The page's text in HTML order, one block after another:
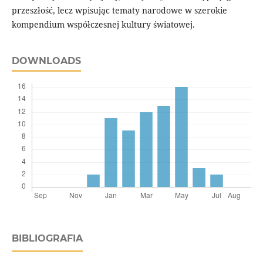
przeszłość, lecz wpisując tematy narodowe w szerokie
kompendium współczesnej kultury światowej.
DOWNLOADS
BIBLIOGRAFIA